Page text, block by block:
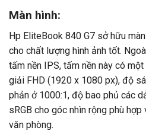
Màn hình:
Hp EliteBook 840 G7 sở hữu
cho chất lượng hình ảnh tốt.
tấm nền IPS, tấm nền này có
giải FHD (1920 x 1080 px), độ
phản ở 1000:1, độ bao phủ các
sRGB cho góc nhìn rộng phù
văn phòng.